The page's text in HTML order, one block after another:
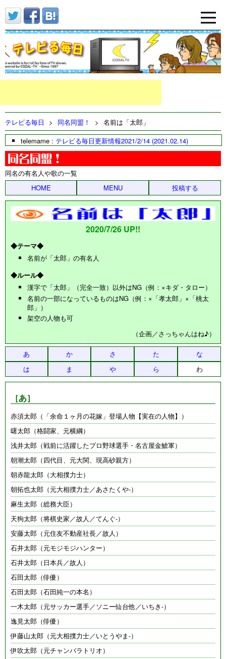
テレビる毎日 > 同名同盟！ > 名前は「太郎」
telemame : テレビる毎日更新情報2021/2/14 (2021.02.14)
同名の有名人や歌の一覧
HOME
MENU 投稿する
2020/7/26 UP!!
◆テーマ◆
名前が「太郎」の有名人
◆ルール◆
漢字で「太郎」（完全一致）以外はNG（例：×キダ・タロー）
名前の一部になっているものはNG（例：×「孝太郎」×「桃太
郎」）
架空の人物も可
（企画／さっちゃんはね♪）
あ か さ た
な
は
ま や ら わ
［あ］
赤須太郎（「余命１ヶ月の花嫁」登場人物【実在の人物】）
曙太郎（格闘家、元横綱）
浅井太郎（戦前に活躍したプロ野球選手・名古屋金鯱軍）
朝潮太郎（四代目、元大関、現高砂親方）
朝赤龍太郎（大相撲力士）
朝拓也太郎（元大相撲力士／あさたくや-）
麻生太郎（総務大臣）
天狗太郎（将棋史家／故人／てんぐ-）
安藤太郎（元住友不動産社長／故人）
石井太郎（元モジモジハンター）
石井太郎（日本兵／故人）
石田太郎（俳優）
石田太郎（石田純一の本名）
一木太郎（元サッカー選手／ソニー仙台他／いちき-）
逸見太郎（俳優）
伊藤山太郎（元大相撲力士／いとうやま-）
伊吹太郎（元チャンバラトリオ）